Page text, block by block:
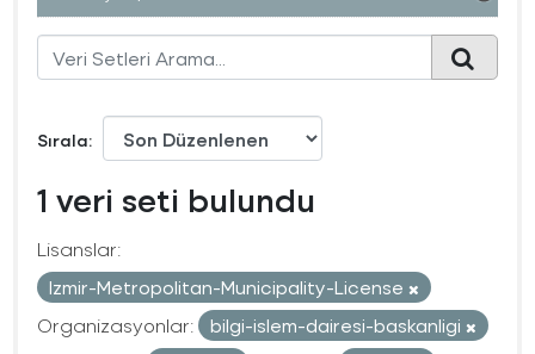
Sırala
1 veri seti bulundu
Lisanslar:
Izmir-Metropolitan-Municipality-License
Organizasyonlar:
bilgi-islem-dairesi-baskanligi